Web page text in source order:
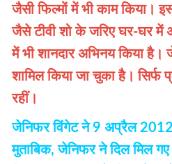
जैसी फिल्मों में भी काम किया।
जैसे टीवी शो के जरिए घर-घर में
में भी शानदार अभिनय किया
शामिल किया जा चुका है। सिर्फ
रहीं।
जेनिफर विंगेट ने 9 अप्रैल 2012
मुताबिक, जेनिफर ने दिल मिल